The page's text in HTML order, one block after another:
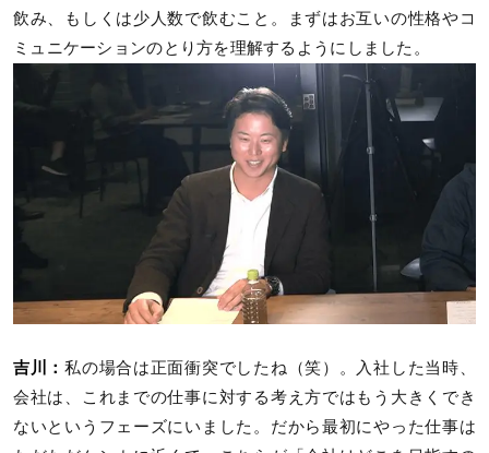
飲み、もしくは少人数で飲むこと。まずはお互いの性格やコ
ミュニケーションのとり方を理解するようにしました。
吉川：私の場合は正面衝突でしたね（笑）。入社した当時、
会社は、これまでの仕事に対する考え方ではもう大きくでき
ないというフェーズにいました。だから最初にやった仕事は